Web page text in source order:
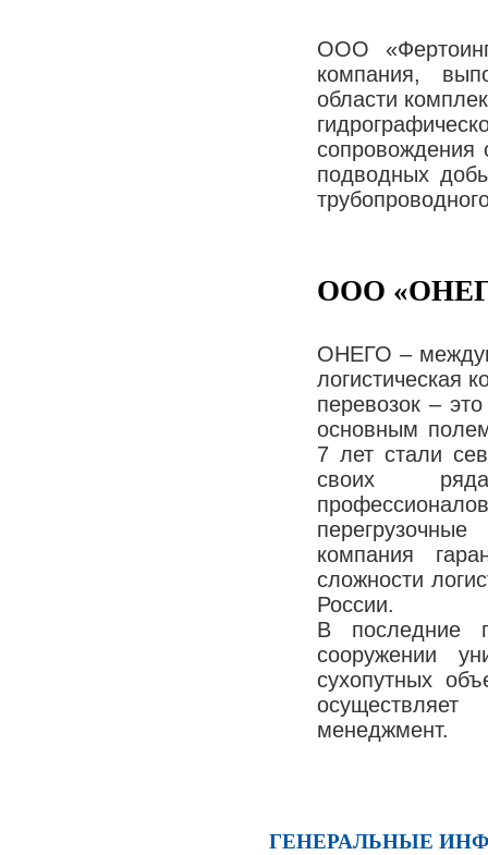
ООО
компания,
области
сопровождения
подводных
ООО
ОНЕГО –
логистическая
перевозок –
основным
7 лет стали
своих
компания
сложности
России.
В последние
сооружении
сухопутных
менеджмент.
ГЕНЕРАЛЬНЫЕ